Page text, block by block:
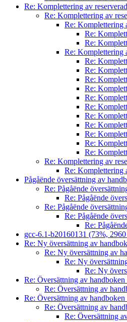
Re: Komplettering av
Re: Komplettering av
Re: Komplettering
Re:
Re:
Re: Komplettering
Re:
Re:
Re:
Re:
Re:
Re:
Re:
Re:
Re:
Re:
Re:
Re: Komplettering av
Re: Komplettering
Pågåënde översättning av
Re: Pågåënde
Re: Pågåënde
Re: Pågåënde
Re: Pågåënde
Re:
gcc-6.1-b20160131 (73%,
Re: Ny översättning av
Re: Ny översättning av
Re: Ny
Re: Ny
Re: Översättning av
Re: Översättning av
Re: Översättning av
Re: Översättning av
Re: Översättning